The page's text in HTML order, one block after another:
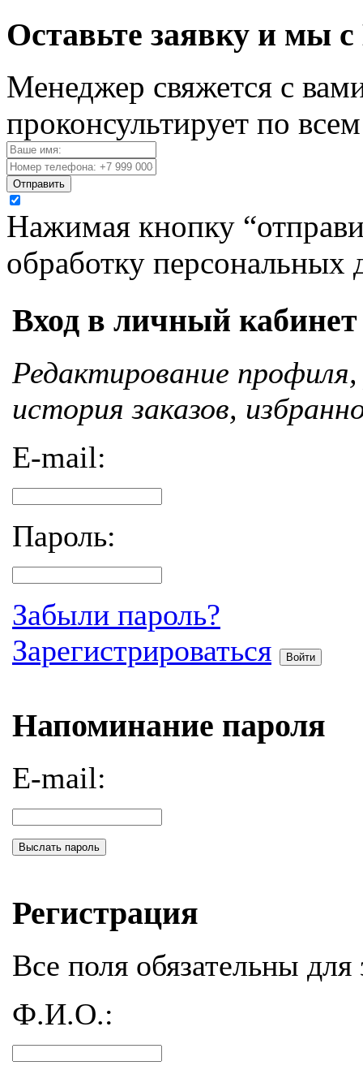
Оставьте заявку и мы
Менеджер свяжется с
проконсультирует по
Отправить
Нажимая кнопку
обработку персональных
Вход в личный кабинет
Редактирование
история заказов,
E-mail:
Пароль:
Забыли пароль?
Зарегистрироваться
Войти
Напоминание пароля
E-mail:
Выслать пароль
Регистрация
Все поля обязательны для
Ф.И.О.: